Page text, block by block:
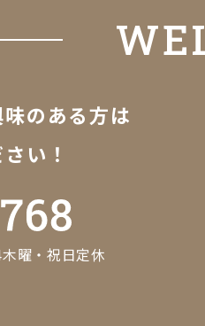
味のある方は
い！
曜・祝日定休